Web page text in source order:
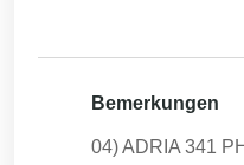
Bemerkungen
04) ADRIA 341